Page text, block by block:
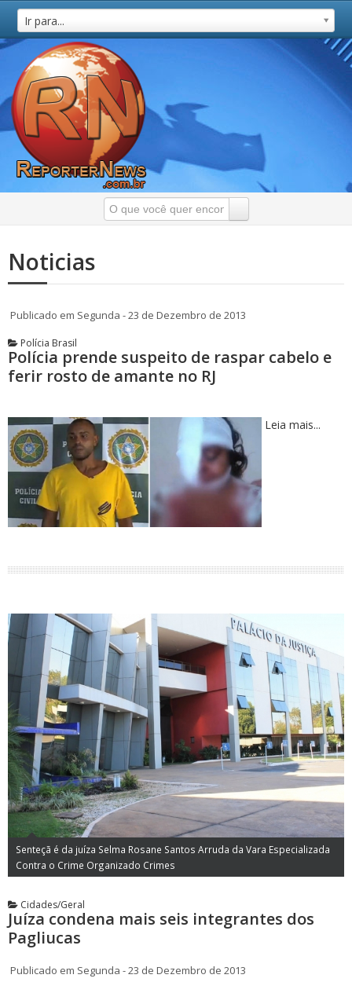
Ir para...
Noticias
Publicado em Segunda - 23 de Dezembro de 2013
Polícia Brasil
Polícia prende suspeito de raspar cabelo e
ferir rosto de amante no RJ
Leia mais...
Senteçã é da juíza Selma Rosane Santos Arruda da Vara Especializada
Contra o Crime Organizado Crimes
Cidades/Geral
Juíza condena mais seis integrantes dos
Pagliucas
Publicado em Segunda - 23 de Dezembro de 2013